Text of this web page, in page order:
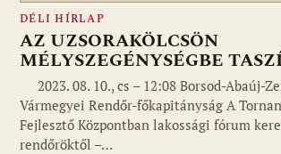
DÉLI HÍRLAP
AZ UZSORAKÖLCSÖN
MÉLYSZEGÉNYSÉGBE
2023. 08. 10., cs – 12:08 Borsod-Abaúj-
Vármegyei Rendőr-főkapitányság A
Fejlesztő Központban lakossági fórum
rendőröktől –…